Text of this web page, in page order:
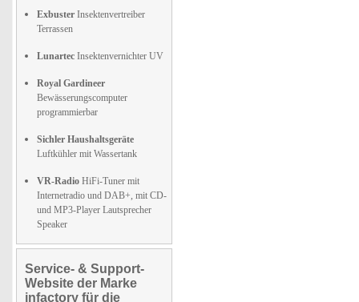
Exbuster Insektenvertreiber
Terrassen
Lunartec Insektenvernichter UV
Royal Gardineer
Bewässerungscomputer
programmierbar
Sichler Haushaltsgeräte
Luftkühler mit Wassertank
VR-Radio HiFi-Tuner mit
Internetradio und DAB+, mit CD-
und MP3-Player Lautsprecher
Speaker
Service- & Support-
Website der Marke
infactory für die